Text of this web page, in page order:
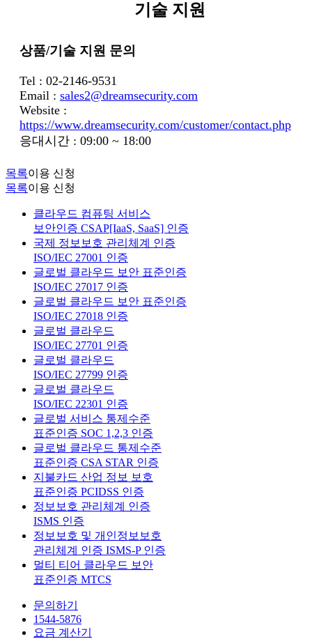
기술 지원
상품/기술 지원 문의
Tel : 02-2146-9531
Email : sales2@dreamsecurity.com
Website :
https://www.dreamsecurity.com/customer/contact.php
응대시간 : 09:00 ~ 18:00
목록이용 신청
목록이용 신청
클라우드 컴퓨팅 서비스
보안인증 CSAP[IaaS, SaaS] 인증
국제 정보보호 관리체계 인증
ISO/IEC 27001 인증
글로벌 클라우드 보안 표준인증
ISO/IEC 27017 인증
글로벌 클라우드 보안 표준인증
ISO/IEC 27018 인증
글로벌 클라우드
ISO/IEC 27701 인증
글로벌 클라우드
ISO/IEC 27799 인증
글로벌 클라우드
ISO/IEC 22301 인증
글로벌 서비스 통제수준
표준인증 SOC 1,2,3 인증
글로벌 클라우드 통제수준
표준인증 CSA STAR 인증
지불카드 산업 정보 보호
표준인증 PCIDSS 인증
정보보호 관리체계 인증
ISMS 인증
정보보호 및 개인정보보호
관리체계 인증 ISMS-P 인증
멀티 티어 클라우드 보안
표준인증 MTCS
문의하기
1544-5876
요금 계산기